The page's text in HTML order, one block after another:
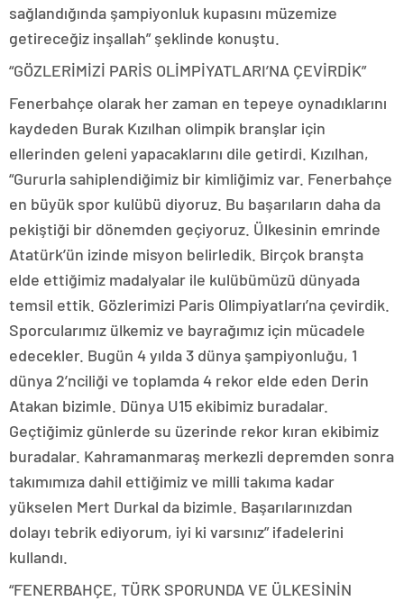
sağlandığında şampiyonluk kupasını müzemize
getireceğiz inşallah” şeklinde konuştu.
“GÖZLERİMİZİ PARİS OLİMPİYATLARI’NA ÇEVİRDİK”
Fenerbahçe olarak her zaman en tepeye oynadıklarını
kaydeden Burak Kızılhan olimpik branşlar için
ellerinden geleni yapacaklarını dile getirdi. Kızılhan,
“Gururla sahiplendiğimiz bir kimliğimiz var. Fenerbahçe
en büyük spor kulübü diyoruz. Bu başarıların daha da
pekiştiği bir dönemden geçiyoruz. Ülkesinin emrinde
Atatürk’ün izinde misyon belirledik. Birçok branşta
elde ettiğimiz madalyalar ile kulübümüzü dünyada
temsil ettik. Gözlerimizi Paris Olimpiyatları’na çevirdik.
Sporcularımız ülkemiz ve bayrağımız için mücadele
edecekler. Bugün 4 yılda 3 dünya şampiyonluğu, 1
dünya 2’nciliği ve toplamda 4 rekor elde eden Derin
Atakan bizimle. Dünya U15 ekibimiz buradalar.
Geçtiğimiz günlerde su üzerinde rekor kıran ekibimiz
buradalar. Kahramanmaraş merkezli depremden sonra
takımımıza dahil ettiğimiz ve milli takıma kadar
yükselen Mert Durkal da bizimle. Başarılarınızdan
dolayı tebrik ediyorum, iyi ki varsınız” ifadelerini
kullandı.
“FENERBAHÇE, TÜRK SPORUNDA VE ÜLKESİNİN